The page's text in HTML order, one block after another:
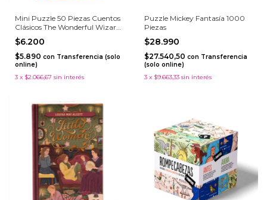
Mini Puzzle 50 Piezas Cuentos
Clásicos The Wonderful Wizard
Of Oz
$6.200
$5.890 con Transferencia (solo
online)
3 x $2.066,67 sin interés
Puzzle Mickey Fantasía 1000
Piezas
$28.990
$27.540,50 con Transferencia
(solo online)
3 x $9.663,33 sin interés